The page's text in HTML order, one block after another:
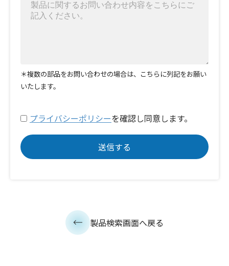
＊複数の部品をお問い合わせの場合は、こちらに列記をお願い
いたします。
プライバシーポリシーを確認し同意します。
製品検索画面へ戻る